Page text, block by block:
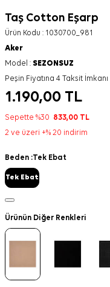
Taş Cotton Eşarp
Ürün Kodu : 1030700_981
Aker
Model : SEZONSUZ
Peşin Fiyatına 4 Taksit İmkanı
1.190,00 TL
Sepette %30 833,00 TL
2 ve üzeri +% 20 indirim
Beden :Tek Ebat
Tek Ebat
Ürünün Diğer Renkleri